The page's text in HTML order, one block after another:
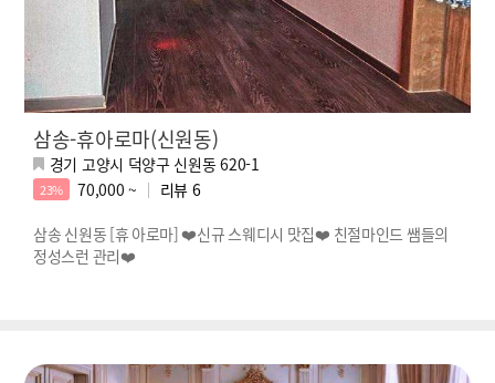
삼송-휴아로마(신원동)
경기 고양시 덕양구 신원동 620-1
23% 70,000 ~ 리뷰 6
삼송 신원동 [휴 아로마] ❤️신규 스웨디시 맛집❤️ 친절마인드 쌤들의
정성스런 관리❤️